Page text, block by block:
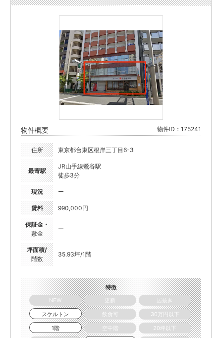
物件概要 物件ID：175241
住所 東京都台東区根岸三丁目6-3
最寄駅
JR山手線鶯谷駅
徒歩3分
現況 ー
賃料 990,000円
保証金・
敷金
ー
坪面積/
階数
35.93坪/1階
特徴
NEW
更新
居抜き
スケルトン
飲食可
30万円以下
1階
空中階
20坪以下